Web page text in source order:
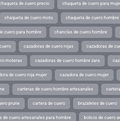
de cuero precio chaqueta de cuero para
chaqueta de cuero moto chaqueta de cuero hombre
cuero para hombre chanclas de cuero hombre
cazadoras de cuero rojas cazadoras de
moteras cazadoras de cuero hombre zara
de cuero roja mujer cazadora de cuero mujer
carteras de cuero hombre artesanales
prune cartera de cuero brazaletes de cuero
de cuero artesanales para hombre bolsos de cuero